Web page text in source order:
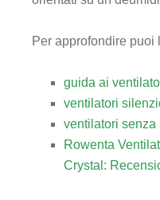
Per approfondire puoi
guida ai
ventilatori
ventilatori senza
Rowenta
Crystal: